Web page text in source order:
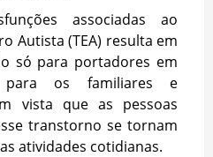
associadas ao
Autista (TEA) resulta em
só para portadores em
os familiares e
vista que as pessoas
transtorno se tornam
atividades cotidianas.